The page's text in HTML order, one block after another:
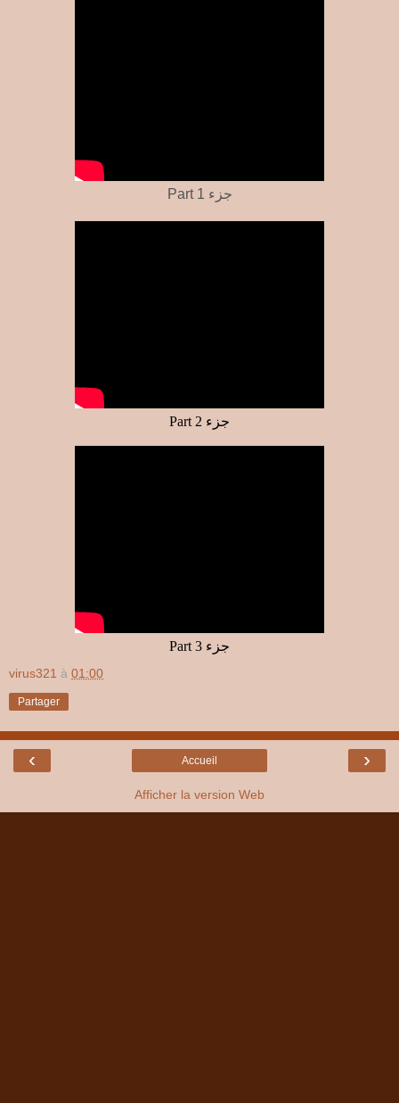
Part 1 جزء
Part 2 جزء
Part 3 جزء
virus321 à 01:00
Partager
‹ ›
Accueil
Afficher la version Web